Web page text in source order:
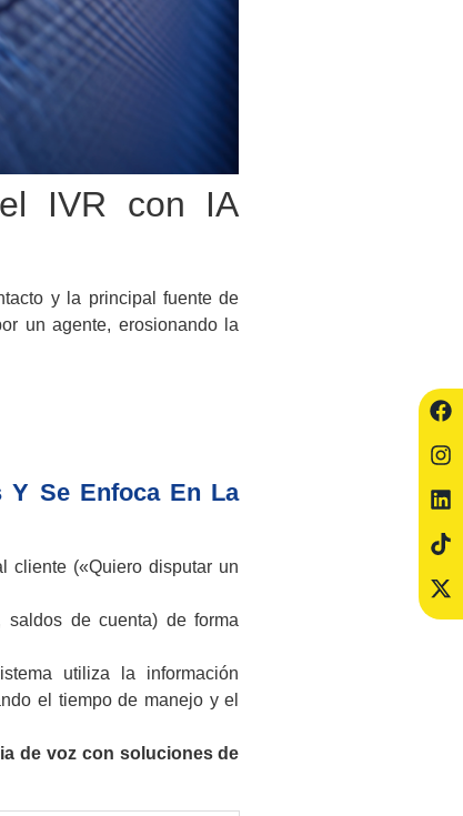
IVR con IA
y la principal fuente de
un agente, erosionando la
Y Se Enfoca En La
cliente («Quiero disputar un
saldos de cuenta) de forma
utiliza la información
el tiempo de manejo y el
de voz con soluciones de